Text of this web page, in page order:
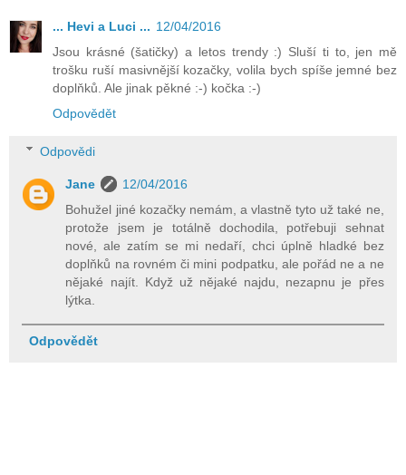
... Hevi a Luci ... 12/04/2016
Jsou krásné (šatičky) a letos trendy :) Sluší ti to, jen mě
trošku ruší masivnější kozačky, volila bych spíše jemné bez
doplňků. Ale jinak pěkné :-) kočka :-)
Odpovědět
Odpovědi
Jane
12/04/2016
Bohužel jiné kozačky nemám, a vlastně tyto už také ne,
protože jsem je totálně dochodila, potřebuji sehnat
nové, ale zatím se mi nedaří, chci úplně hladké bez
doplňků na rovném či mini podpatku, ale pořád ne a ne
nějaké najít. Když už nějaké najdu, nezapnu je přes
lýtka.
Odpovědět